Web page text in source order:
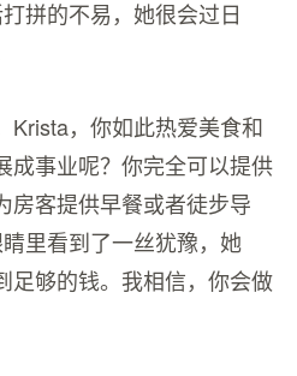
拼的不易，她很会过日
Krista，你如此热爱美食和
成事业呢？你完全可以提供
房客提供早餐或者徒步导
里看到了一丝犹豫，她
足够的钱。我相信，你会做